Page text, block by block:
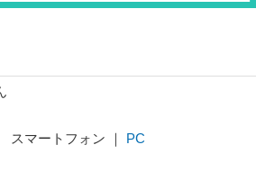
スマートフォン ｜ PC